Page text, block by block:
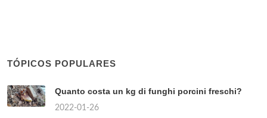
TÓPICOS POPULARES
Quanto costa un kg di funghi porcini freschi?
2022-01-26